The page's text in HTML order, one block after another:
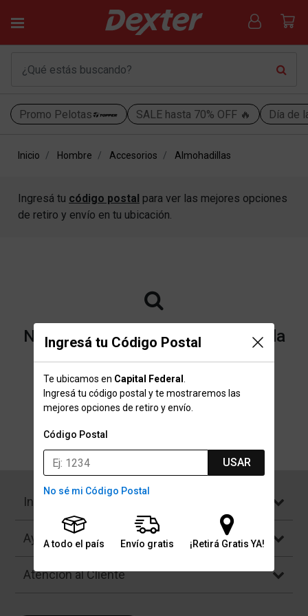
Promo Pelotas SALE hasta 70% OFF 🔥 Día de
Ingresá tu Código Postal
Te ubicamos en Capital Federal
Ingresá tu código postal y te mostraremos las
mejores opciones de retiro y envío.
Código Postal
USAR
No sé mi Código Postal
A todo el país Envío gratis ¡Retirá Gratis YA!
Inicio Hombre Accesorios Almohadillas
Ingresá tu código postal para ver las mejores opciones
de retiro y envío en tu ubicación.
No encontramos resultados para la
categoría "Almohadillas" que
buscaste.
Volver a la página de inicio
Institucional
Ayuda
Atención al Cliente